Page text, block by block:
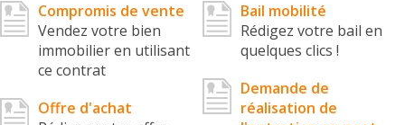
Compromis de vente
Vendez votre bien
immobilier en utilisant
ce contrat
Offre d'achat
Bail mobilité
Rédigez votre bail en
quelques clics !
Demande de
réalisation de